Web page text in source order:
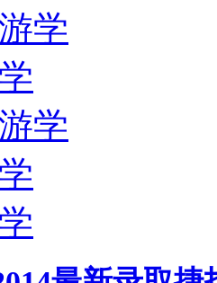
学
学